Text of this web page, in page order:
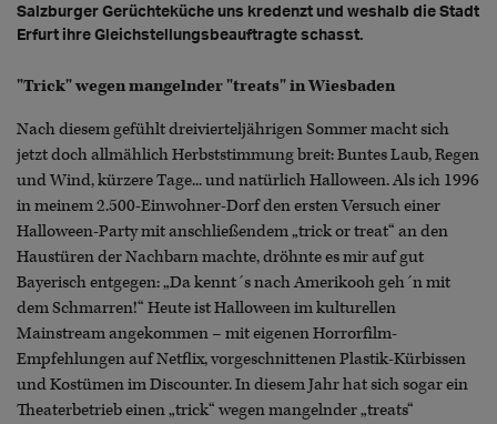
Salzburger Gerüchteküche uns kredenzt und weshalb die Stadt
Erfurt ihre Gleichstellungsbeauftragte schasst.
"Trick" wegen mangelnder "treats" in Wiesbaden
Nach diesem gefühlt dreivierteljährigen Sommer macht sich
jetzt doch allmählich Herbststimmung breit: Buntes Laub, Regen
und Wind, kürzere Tage... und natürlich Halloween. Als ich 1996
in meinem 2.500-Einwohner-Dorf den ersten Versuch einer
Halloween-Party mit anschließendem „trick or treat“ an den
Haustüren der Nachbarn machte, dröhnte es mir auf gut
Bayerisch entgegen: „Da kennt´s nach Amerikooh geh´n mit
dem Schmarren!“ Heute ist Halloween im kulturellen
Mainstream angekommen – mit eigenen Horrorfilm-
Empfehlungen auf Netflix, vorgeschnittenen Plastik-Kürbissen
und Kostümen im Discounter. In diesem Jahr hat sich sogar ein
Theaterbetrieb einen „trick“ wegen mangelnder „treats“